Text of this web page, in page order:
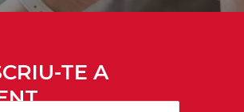
TE A